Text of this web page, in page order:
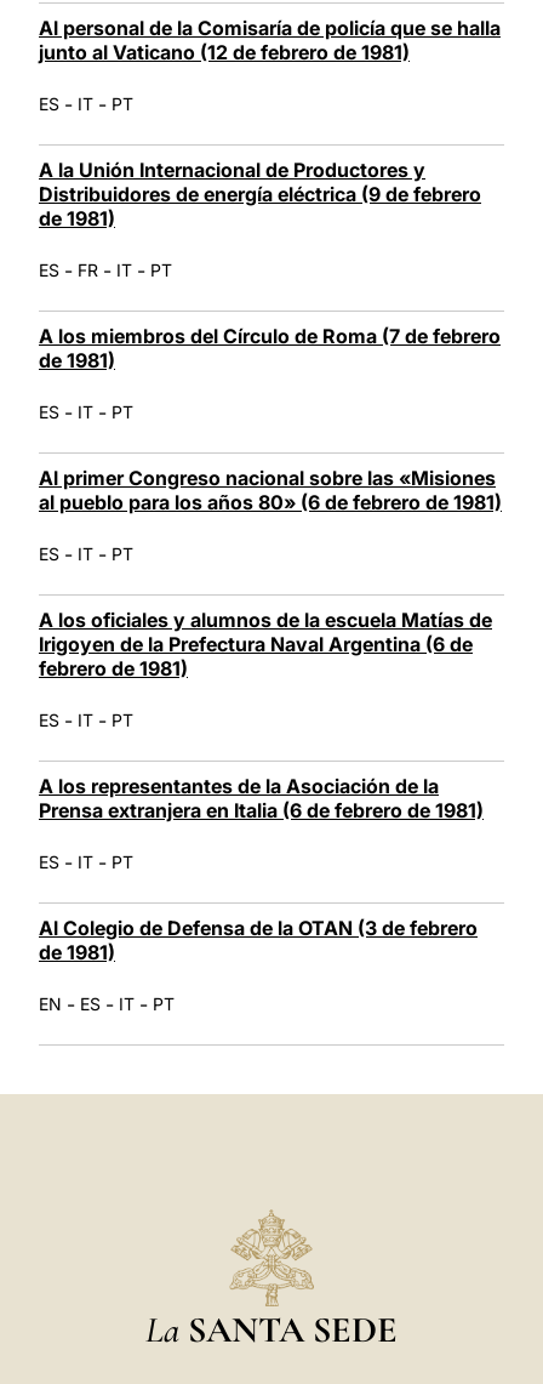
Al personal de la Comisaría de policía que se halla
junto al Vaticano (12 de febrero de 1981)
ES - IT - PT
A la Unión Internacional de Productores y
Distribuidores de energía eléctrica (9 de febrero
de 1981)
ES - FR - IT - PT
A los miembros del Círculo de Roma (7 de febrero
de 1981)
ES - IT - PT
Al primer Congreso nacional sobre las «Misiones
al pueblo para los años 80» (6 de febrero de 1981)
ES - IT - PT
A los oficiales y alumnos de la escuela Matías de
Irigoyen de la Prefectura Naval Argentina (6 de
febrero de 1981)
ES - IT - PT
A los representantes de la Asociación de la
Prensa extranjera en Italia (6 de febrero de 1981)
ES - IT - PT
Al Colegio de Defensa de la OTAN (3 de febrero
de 1981)
EN - ES - IT - PT
La SANTA SEDE